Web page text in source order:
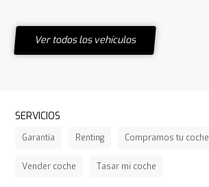
Ver todos los vehículos
SERVICIOS
Garantía Renting Compramos tu coche
Vender coche Tasar mi coche